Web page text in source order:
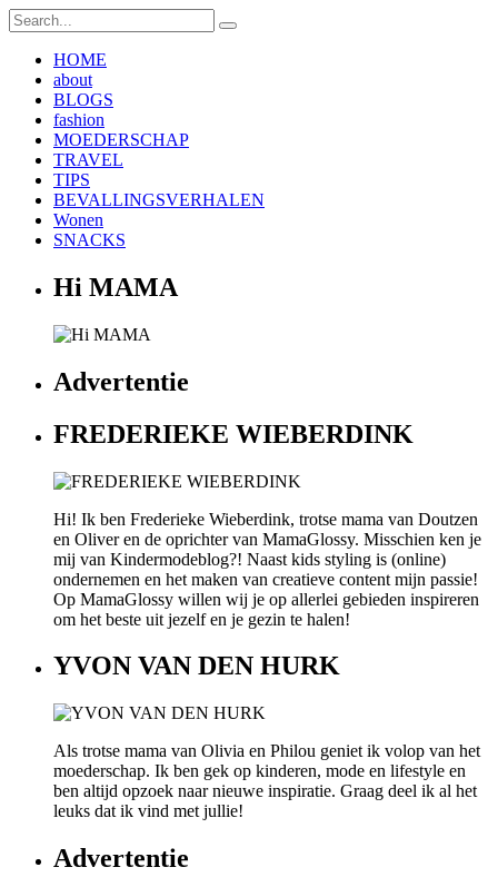
HOME
about
BLOGS
fashion
MOEDERSCHAP
TRAVEL
TIPS
BEVALLINGSVERHALEN
Wonen
SNACKS
Hi MAMA
Advertentie
FREDERIEKE WIEBERDINK
Hi! Ik ben Frederieke Wieberdink, trotse mama van Doutzen
en Oliver en de oprichter van MamaGlossy. Misschien ken je
mij van Kindermodeblog?! Naast kids styling is (online)
ondernemen en het maken van creatieve content mijn passie!
Op MamaGlossy willen wij je op allerlei gebieden inspireren
om het beste uit jezelf en je gezin te halen!
YVON VAN DEN HURK
Als trotse mama van Olivia en Philou geniet ik volop van het
moederschap. Ik ben gek op kinderen, mode en lifestyle en
ben altijd opzoek naar nieuwe inspiratie. Graag deel ik al het
leuks dat ik vind met jullie!
Advertentie